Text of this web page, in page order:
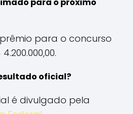
para o concurso
oficial?
é divulgado pela